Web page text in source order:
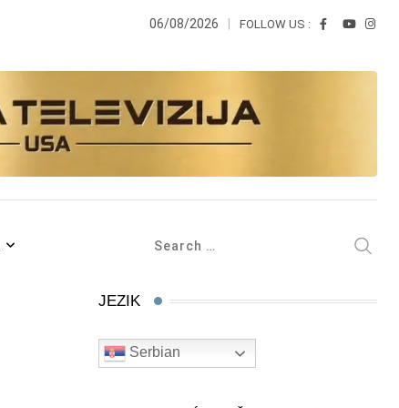
06/08/2026 FOLLOW US :
JEZIK
Serbian